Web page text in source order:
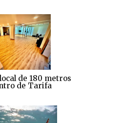
de 180 metros
de Tarifa